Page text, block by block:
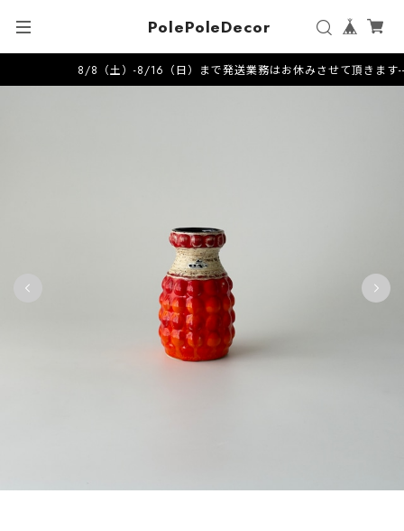
PolePoleDecor
8/8（土）-8/16（日）まで発送業務はお休みさせて頂きま